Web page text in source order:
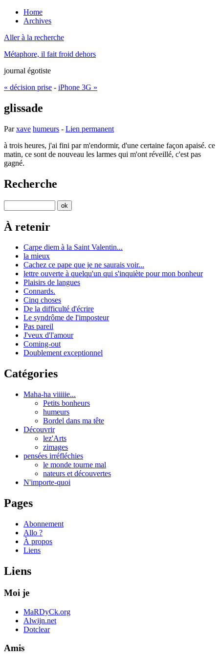
Home
Archives
Aller à la recherche
Métaphore, il fait froid dehors
journal égotiste
« décision prise - iPhone 3G »
glissade
Parxave humeurs - Lien permanent
à trois heures, j'ai fini par m'endormir, d'une certaine façon apaisé. ce
matin, ce sont de nouveau les larmes qui m'ont réveillé, c'est pas
gagné.
Recherche
À retenir
Carpe diem à la Saint Valentin...
la mieux
Cachez ce pape que je ne saurais voir...
lettre ouverte à quelqu'un qui s'inquiète pour mon bonheur
Plaisirs de langues
Connards.
Cinq choses
De la difficulté d'écrire
Le syndrôme de l'imposteur
Pas pareil
J'veux d'l'amour
Coming-out
Doublement exceptionnel
Catégories
Maha-ha viiiiie...
Petits bonheurs
humeurs
Bordel dans ma tête
Découvrir
lez'Arts
zimages
pensées irréfléchies
le monde tourne mal
nateurs et découvertes
N'importe-quoi
Pages
Abonnement
Allo ?
À propos
Liens
Liens
Moi je
MaRDyCk.org
Alwijn.net
Dotclear
Amis